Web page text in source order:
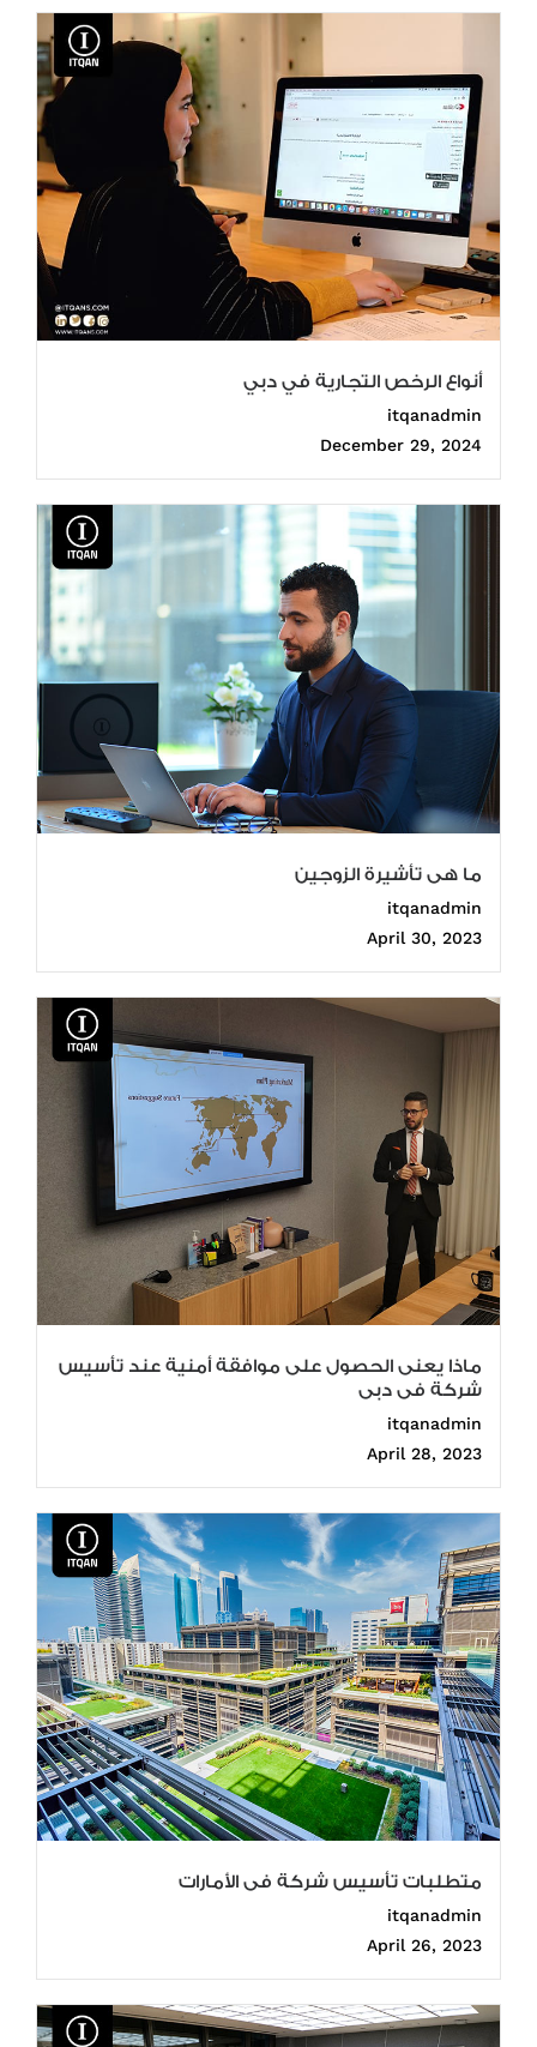
أنواع الرخص التجارية في دبي
itqanadmin
December 29, 2024
ما هى تأشيرة الزوجين
itqanadmin
April 30, 2023
ماذا يعنى الحصول على موافقة أمنية عند تأسيس
شركة فى دبى
itqanadmin
April 28, 2023
متطلبات تأسيس شركة فى الأمارات
itqanadmin
April 26, 2023